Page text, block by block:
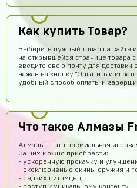
Как купить Товар?
Выберите нужный товар на сайте
на открывшейся странице товара
введите свою почту для доставки
нажав на кнопку "Оплатить и
удобный способ оплаты и
Что такое Алмазы
Алмазы — это премиальная
За них можно приобрести:
- ускоренную прокачку и
- эксклюзивные скины оружия и
- редких питомцев,
- доступ к уникальному контенту.
Все очень хорошо я
данные пришли очень
AT А нет я проверил это не
Алина Айлова